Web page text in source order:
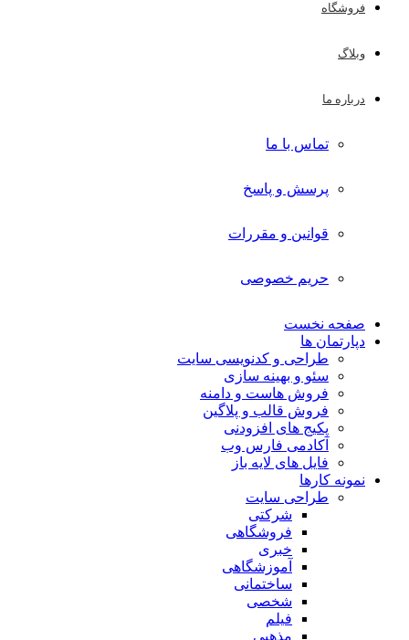
فروشگاه
وبلاگ
درباره ما
تماس با ما
پرسش و پاسخ
قوانین و مقررات
حریم خصوصی
صفحه نخست
دپارتمان ها
طراحی و کدنویسی سایت
سئو و بهینه سازی
فروش هاست و دامنه
فروش قالب و پلاگین
پکیج های افزودنی
آکادمی فارس وب
فایل های لایه باز
نمونه کارها
طراحی سایت
شرکتی
فروشگاهی
خبری
آموزشگاهی
ساختمانی
شخصی
فیلم
مذهبی